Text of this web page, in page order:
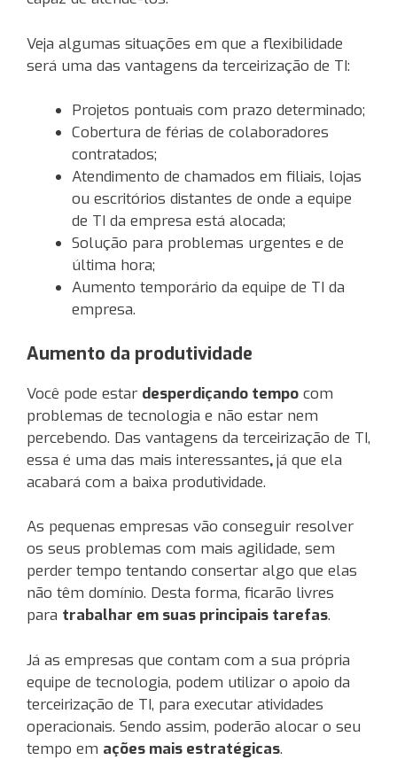
Veja algumas situações em que a flexibilidade
será uma das vantagens da terceirização de TI:
Projetos pontuais com prazo determinado;
Cobertura de férias de colaboradores
contratados;
Atendimento de chamados em filiais, lojas
ou escritórios distantes de onde a equipe
de TI da empresa está alocada;
Solução para problemas urgentes e de
última hora;
Aumento temporário da equipe de TI da
empresa.
Aumento da produtividade
Você pode estar desperdiçando tempo com
problemas de tecnologia e não estar nem
percebendo. Das vantagens da terceirização de TI,
essa é uma das mais interessantes,já que ela
acabará com a baixa produtividade.
As pequenas empresas vão conseguir resolver
os seus problemas com mais agilidade, sem
perder tempo tentando consertar algo que elas
não têm domínio. Desta forma, ficarão livres
para trabalhar em suas principais tarefas.
Já as empresas que contam com a sua própria
equipe de tecnologia, podem utilizar o apoio da
terceirização de TI, para executar atividades
operacionais. Sendo assim, poderão alocar o seu
tempo em ações mais estratégicas.